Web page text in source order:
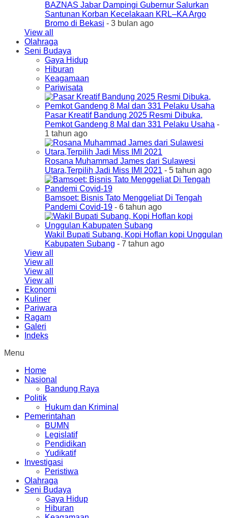
BAZNAS Jabar Dampingi Gubernur Salurkan
Santunan Korban Kecelakaan KRL–KA Argo
Bromo di Bekasi - 3 bulan ago
View all
Olahraga
Seni Budaya
Gaya Hidup
Hiburan
Keagamaan
Pariwisata
Pasar Kreatif Bandung 2025 Resmi Dibuka,
Pemkot Gandeng 8 Mal dan 331 Pelaku Usaha -
1 tahun ago
Rosana Muhammad James dari Sulawesi
Utara,Terpilih Jadi Miss IMI 2021 - 5 tahun ago
Bamsoet: Bisnis Tato Menggeliat Di Tengah
Pandemi Covid-19 - 6 tahun ago
Wakil Bupati Subang, Kopi Hoflan kopi Unggulan
Kabupaten Subang - 7 tahun ago
View all
View all
View all
View all
Ekonomi
Kuliner
Pariwara
Ragam
Galeri
Indeks
Menu
Home
Nasional
Bandung Raya
Politik
Hukum dan Kriminal
Pemerintahan
BUMN
Legislatif
Pendidikan
Yudikatif
Investigasi
Peristiwa
Olahraga
Seni Budaya
Gaya Hidup
Hiburan